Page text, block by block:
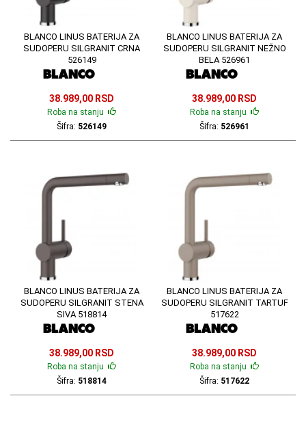
BLANCO LINUS BATERIJA ZA
SUDOPERU SILGRANIT CRNA
526149
38.989,00 RSD
Roba na stanju
Šifra: 526149
BLANCO LINUS BATERIJA ZA
SUDOPERU SILGRANIT NEŽNO
BELA 526961
38.989,00 RSD
Roba na stanju
Šifra: 526961
BLANCO LINUS BATERIJA ZA
SUDOPERU SILGRANIT STENA
SIVA 518814
38.989,00 RSD
Roba na stanju
Šifra: 518814
BLANCO LINUS BATERIJA ZA
SUDOPERU SILGRANIT TARTUF
517622
38.989,00 RSD
Roba na stanju
Šifra: 517622